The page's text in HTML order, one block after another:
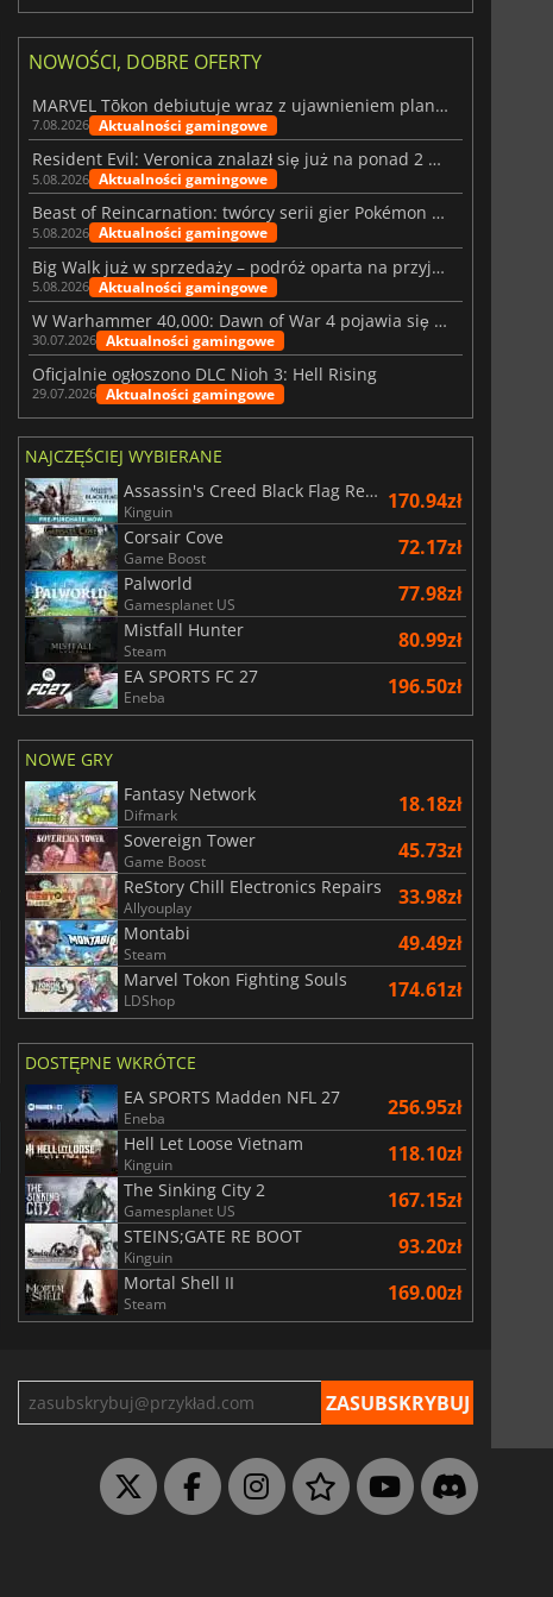
NOWOŚCI, DOBRE OFERTY
MARVEL Tōkon debiutuje wraz z ujawnieniem planu rozwoju na pierwszy rok
7.08.2026 Aktualności gamingowe
Resident Evil: Veronica znalazł się już na ponad 2 milionach list życzeń
5.08.2026 Aktualności gamingowe
Beast of Reincarnation: twórcy serii gier Pokémon wkraczają na nową ścieżkę
5.08.2026 Aktualności gamingowe
Big Walk już w sprzedaży – podróż oparta na przyjaźni
5.08.2026 Aktualności gamingowe
W Warhammer 40,000: Dawn of War 4 pojawia się frakcja Nekronów
30.07.2026 Aktualności gamingowe
Oficjalnie ogłoszono DLC Nioh 3: Hell Rising
29.07.2026 Aktualności gamingowe
NAJCZĘŚCIEJ WYBIERANE
Assassin's Creed Black Flag Resynced
Kinguin 170.94zł
Corsair Cove
Game Boost 72.17zł
Palworld
Gamesplanet US 77.98zł
Mistfall Hunter
Steam 80.99zł
EA SPORTS FC 27
Eneba 196.50zł
NOWE GRY
Fantasy Network
Difmark 18.18zł
Sovereign Tower
Game Boost 45.73zł
ReStory Chill Electronics Repairs
Allyouplay 33.98zł
Montabi
Steam 49.49zł
Marvel Tokon Fighting Souls
LDShop 174.61zł
DOSTĘPNE WKRÓTCE
EA SPORTS Madden NFL 27
Eneba 256.95zł
Hell Let Loose Vietnam
Kinguin 118.10zł
The Sinking City 2
Gamesplanet US 167.15zł
STEINS;GATE RE BOOT
Kinguin 93.20zł
Mortal Shell II
Steam 169.00zł